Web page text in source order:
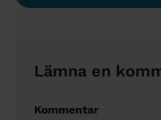
Lämna en
Kommentar